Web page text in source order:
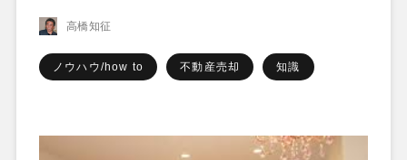
高橋知征
ノウハウ/how to 不動産売却 知識